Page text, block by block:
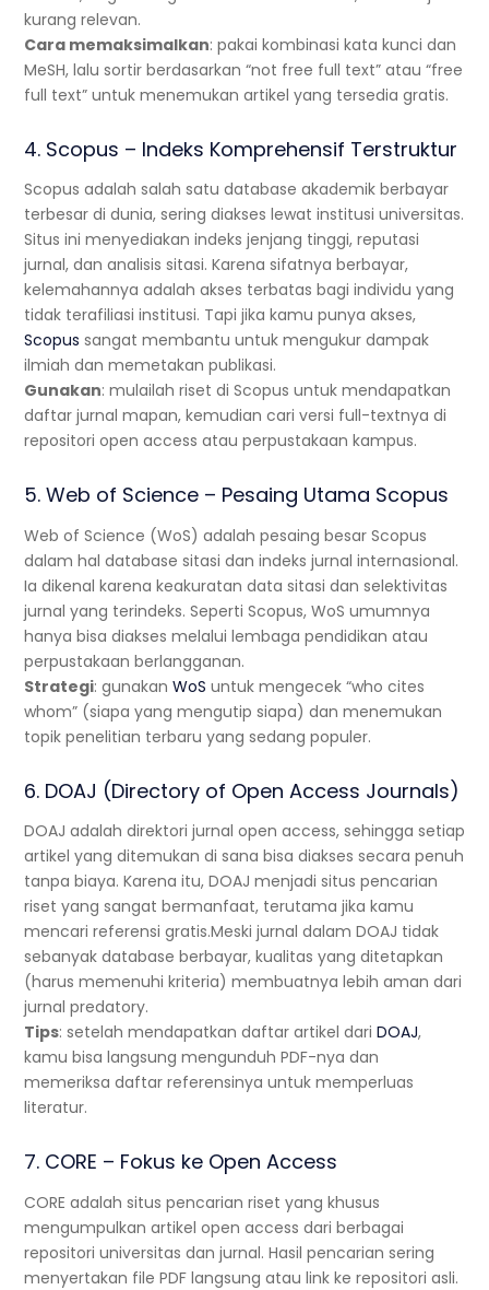
kurang relevan.
Cara memaksimalkan: pakai kombinasi kata kunci dan
MeSH, lalu sortir berdasarkan “not free full text” atau “free
full text” untuk menemukan artikel yang tersedia gratis.
4. Scopus – Indeks Komprehensif Terstruktur
Scopus adalah salah satu database akademik berbayar
terbesar di dunia, sering diakses lewat institusi universitas.
Situs ini menyediakan indeks jenjang tinggi, reputasi
jurnal, dan analisis sitasi. Karena sifatnya berbayar,
kelemahannya adalah akses terbatas bagi individu yang
tidak terafiliasi institusi. Tapi jika kamu punya akses,
Scopus sangat membantu untuk mengukur dampak
ilmiah dan memetakan publikasi.
Gunakan: mulailah riset di Scopus untuk mendapatkan
daftar jurnal mapan, kemudian cari versi full-textnya di
repositori open access atau perpustakaan kampus.
5. Web of Science – Pesaing Utama Scopus
Web of Science (WoS) adalah pesaing besar Scopus
dalam hal database sitasi dan indeks jurnal internasional.
Ia dikenal karena keakuratan data sitasi dan selektivitas
jurnal yang terindeks. Seperti Scopus, WoS umumnya
hanya bisa diakses melalui lembaga pendidikan atau
perpustakaan berlangganan.
Strategi: gunakan WoS untuk mengecek “who cites
whom” (siapa yang mengutip siapa) dan menemukan
topik penelitian terbaru yang sedang populer.
6. DOAJ (Directory of Open Access Journals)
DOAJ adalah direktori jurnal open access, sehingga setiap
artikel yang ditemukan di sana bisa diakses secara penuh
tanpa biaya. Karena itu, DOAJ menjadi situs pencarian
riset yang sangat bermanfaat, terutama jika kamu
mencari referensi gratis.Meski jurnal dalam DOAJ tidak
sebanyak database berbayar, kualitas yang ditetapkan
(harus memenuhi kriteria) membuatnya lebih aman dari
jurnal predatory.
Tips: setelah mendapatkan daftar artikel dari DOAJ,
kamu bisa langsung mengunduh PDF-nya dan
memeriksa daftar referensinya untuk memperluas
literatur.
7. CORE – Fokus ke Open Access
CORE adalah situs pencarian riset yang khusus
mengumpulkan artikel open access dari berbagai
repositori universitas dan jurnal. Hasil pencarian sering
menyertakan file PDF langsung atau link ke repositori asli.